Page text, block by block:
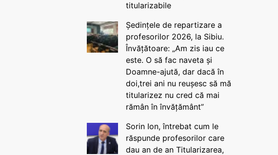
titularizabile
Ședințele de repartizare a
profesorilor 2026, la Sibiu.
Învățătoare: „Am zis iau ce
este. O să fac naveta și
Doamne-ajută, dar dacă în
doi,trei ani nu reușesc să mă
titularizez nu cred că mai
rămân în învățământ”
Sorin Ion, întrebat cum le
răspunde profesorilor care
dau an de an Titularizarea,